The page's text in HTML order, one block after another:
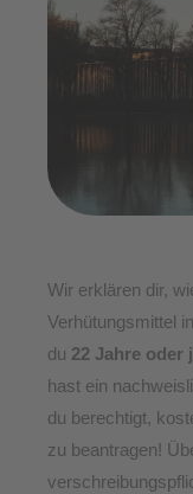
Wir erklären dir,
Verhütungsmittel
du 22 Jahre oder
hast ein
du berechtigt,
zu beantragen!